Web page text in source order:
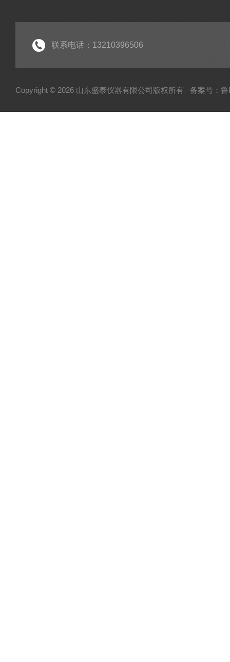
联系电话：13210396506
Copyright © 2026 山东盛泰仪器有限公司版权所有 备案号：